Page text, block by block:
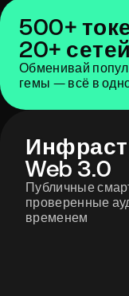
500+
20+ сетей
Обменивай
гемы — всё в
Web 3.0
Публичные
проверенные
временем